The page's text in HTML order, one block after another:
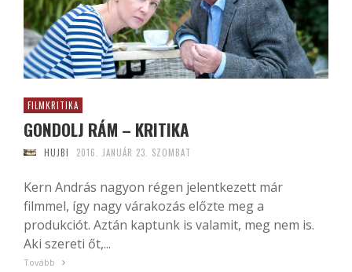
FILMKRITIKA
GONDOLJ RÁM – KRITIKA
HUJBI 2016. JANUÁR 23. SZOMBAT
Kern András nagyon régen jelentkezett már
filmmel, így nagy várakozás előzte meg a
produkciót. Aztán kaptunk is valamit, meg nem is.
Aki szereti őt,...
Tovább